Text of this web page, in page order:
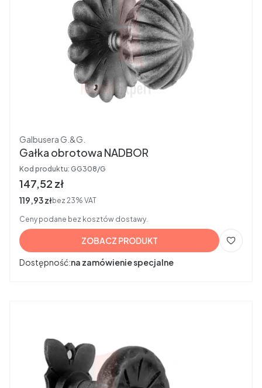
Producent
Galbusera G.&G.
Gałka obrotowa NADBOR
Kod produktu: GG308/G
Cena brutto
147,52 zł
Cena netto
119,93 złbez 23% VAT
Ceny podane bez kosztów dostawy.
ZOBACZ PRODUKT
Dostępność:na zamówienie specjalne